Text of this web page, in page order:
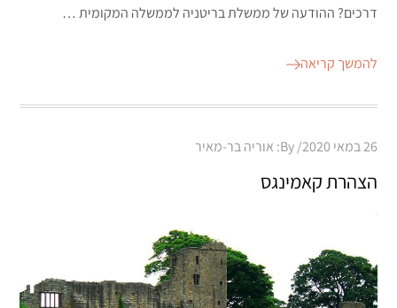
דרכים? ההודעה של ממשלת בריטניה לממשלה המקומית …
להמשך קריאה
Posted
26 במאי 2020 By: אוריה בר-מאיר
הצהרת קאמינגס